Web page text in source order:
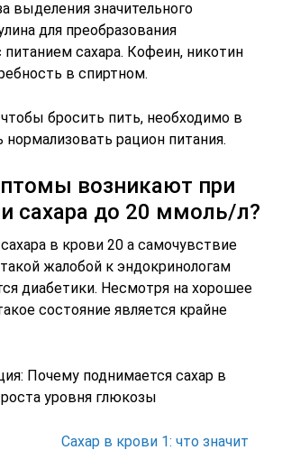
выделения значительного
для преобразования
сахара. Кофеин, никотин
в спиртном.
бросить пить, необходимо в
рацион питания.
возникают при
сахара до 20 ммоль/л?
в крови 20 а самочувствие
жалобой к эндокринологам
диабетики. Несмотря на хорошее
состояние является крайне
Почему поднимается сахар в
уровня глюкозы
Сахар в крови 1: что значит